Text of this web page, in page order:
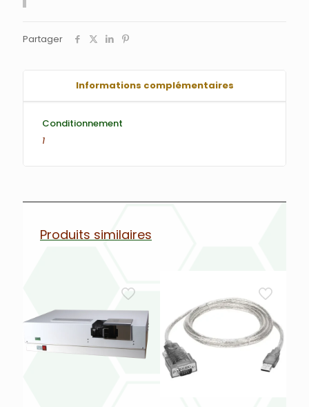
Partager
Informations complémentaires
Conditionnement
1
Produits similaires